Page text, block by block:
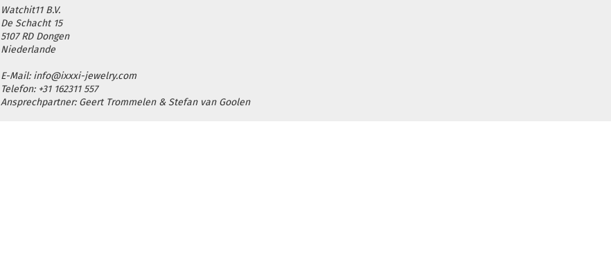
Watchit11 B.V.
De Schacht 15
5107 RD Dongen
Niederlande
E-Mail: info@ixxxi-jewelry.com
Telefon: +31 162311 557
Ansprechpartner: Geert Trommelen & Stefan van Goolen